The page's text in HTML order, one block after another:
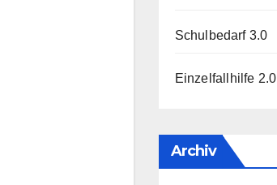
Schulbedarf 3.0
Einzelfallhilfe 2.0
Archiv